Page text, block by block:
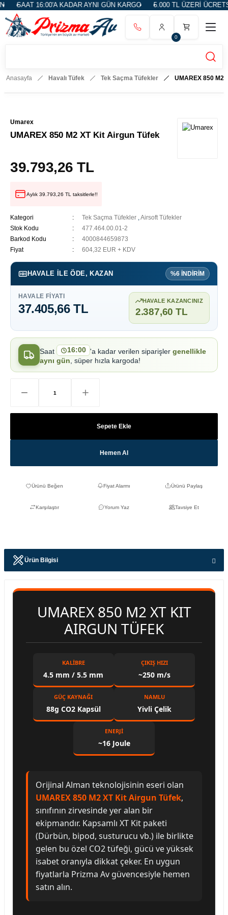
KADAR AYNI GÜN KARGO 5.000 TL ÜZERİ ÜCRETSİZ KARGO
0
Anasayfa Havalı Tüfek Tek Saçma Tüfekler UMAREX 850 M2
Umarex
UMAREX 850 M2 XT Kit Airgun Tüfek
39.793,26 TL
Aylık 39.793,26 TL taksitlerle!!
Kategori Tek Saçma Tüfekler ,Airsoft Tüfekler
Stok Kodu
477.464.00.01-2
Barkod Kodu
4000844659873
Fiyat
604,32 EUR + KDV
HAVALE ILE ÖDE, KAZAN %6 İNDİRİM
HAVALE FIYATI
37.405,66 TL
HAVALE KAZANCINIZ
2.387,60 TL
Saat 16:00 'a kadar verilen siparişler genellikle
aynı gün , süper hızla kargoda!
Sepete Ekle
Hemen Al
Fiyat Alarmı Ürünü Paylaş
Karşılaştır Yorum Yaz Tavsiye Et
Ürün Bilgisi
UMAREX 850 M2 XT KIT
AIRGUN TÜFEK
KALIBRE
4.5 mm / 5.5 mm
ÇIKIŞ HIZI
~250 m/s
GÜÇ KAYNAĞI
88g CO2 Kapsül
NAMLU
Yivli Çelik
ENERJI
~16 Joule
Orijinal Alman teknolojisinin eseri olan
UMAREX 850 M2 XT Kit Airgun Tüfek,
sınıfının zirvesinde yer alan bir
ekipmandır. Kapsamlı XT Kit paketi
(Dürbün, bipod, susturucu vb.) ile birlikte
gelen bu özel CO2 tüfeği, gücü ve yüksek
isabet oranıyla dikkat çeker. En uygun
fiyatlarla Prizma Av güvencesiyle hemen
satın alın.